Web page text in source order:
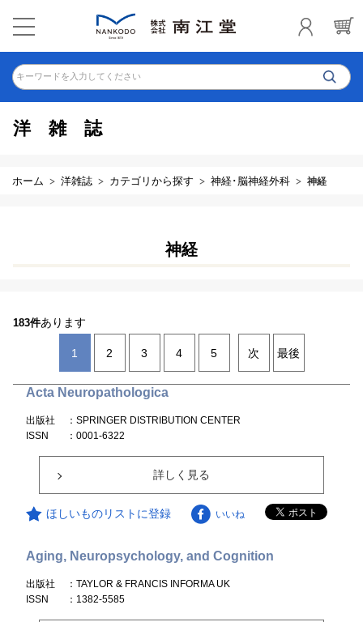
キーワードを入力してください
洋雑誌
ホーム 洋雑誌 カテゴリから探す 神経･脳神経外科 神経
神経
183件あります
1 2 3 4 5 次 最後
Acta Neuropathologica
出版社
：SPRINGER DISTRIBUTION CENTER
ISSN
：0001-6322
詳しく見る
ほしいものリストに登録 いいね
Aging, Neuropsychology, and Cognition
出版社
：TAYLOR & FRANCIS INFORMA UK
ISSN
：1382-5585